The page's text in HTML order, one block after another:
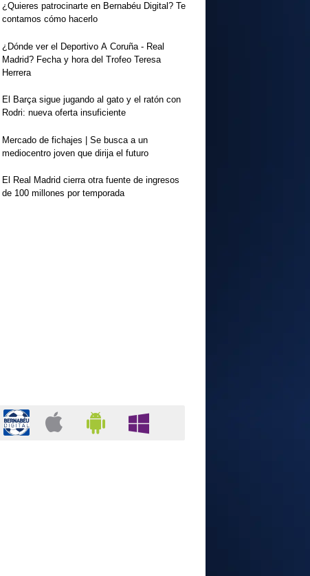
¿Quieres patrocinarte en Bernabéu Digital? Te
contamos cómo hacerlo
¿Dónde ver el Deportivo A Coruña - Real
Madrid? Fecha y hora del Trofeo Teresa
Herrera
El Barça sigue jugando al gato y el ratón con
Rodri: nueva oferta insuficiente
Mercado de fichajes | Se busca a un
mediocentro joven que dirija el futuro
El Real Madrid cierra otra fuente de ingresos
de 100 millones por temporada